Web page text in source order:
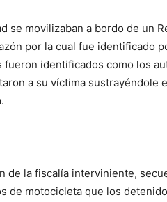
se movilizaban a bordo de un
por la cual fue identificado
identificados como los
a su víctima sustrayéndole
de la fiscalía interviniente,
de motocicleta que los